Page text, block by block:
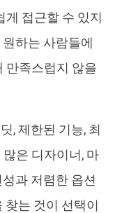
게 접근할 수 있지
하는 사람들에
만족스럽지 않을
, 제한된 기능, 최
은 디자이너, 마
과 저렴한 옵션
찾는 것이 선택이